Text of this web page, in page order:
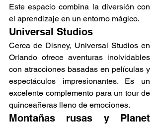
Este espacio combina la diversión con
el aprendizaje en un entorno mágico.
Universal Studios
Cerca de Disney, Universal Studios en
Orlando ofrece aventuras inolvidables
con atracciones basadas en películas y
espectáculos impresionantes. Es un
excelente complemento para un tour de
quinceañeras lleno de emociones.
Montañas rusas y Planet